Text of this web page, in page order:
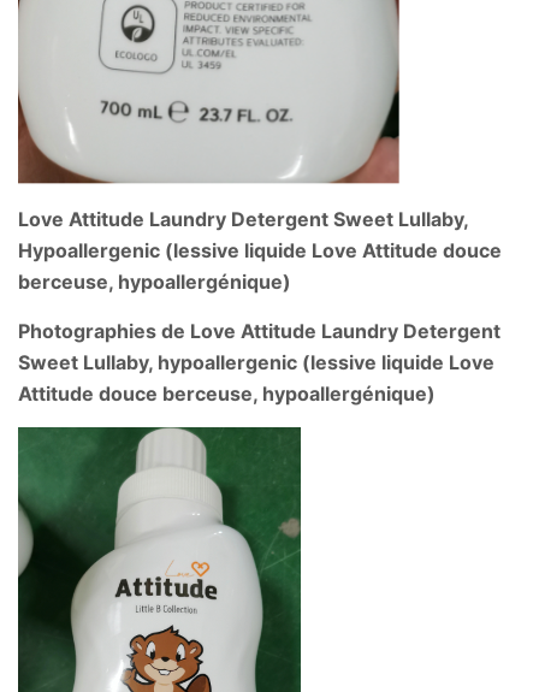
Love Attitude Laundry Detergent Sweet Lullaby,
Hypoallergenic (lessive liquide Love Attitude douce
berceuse, hypoallergénique)
Photographies de Love Attitude Laundry Detergent
Sweet Lullaby, hypoallergenic (lessive liquide Love
Attitude douce berceuse, hypoallergénique)